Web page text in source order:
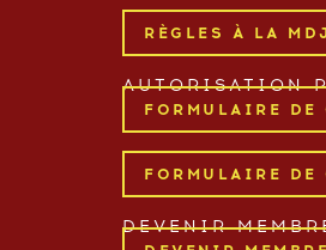
RÈGLES À LA MDJ
AUTORISATION
FORMULAIRE DE
FORMULAIRE DE
DEVENIR